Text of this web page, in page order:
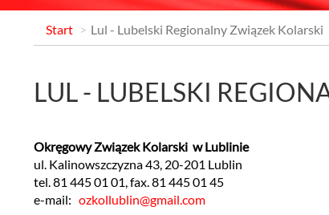
Start Lul - Lubelski Regionalny Związek Kolarski
LUL - LUBELSKI
Okręgowy Związek Kolarski w Lublinie
ul. Kalinowszczyzna 43, 20-201 Lublin
tel. 81 445 01 01, fax. 81 445 01 45
e-mail: ozkollublin@gmail.com